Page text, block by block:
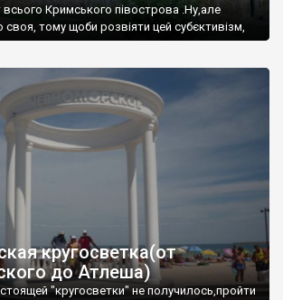
Кримського півострова .Ну,але
тому щоби розвіяти цей субєктивізм,
це
кругосветка(от
до Атлеша)
"кругосветки" не получилось,пройти